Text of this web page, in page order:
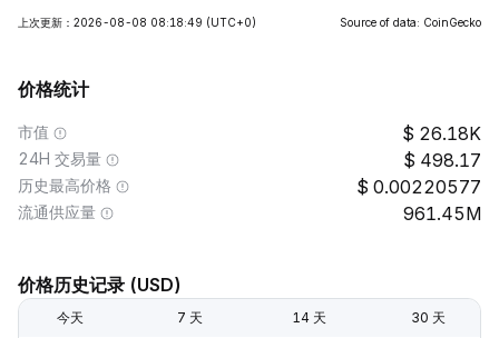
上次更新：2026-08-08 08:18:49 (UTC+0) Source of data: CoinGecko
价格统计
市值 26.18K
24H 交易量 498.17
历史最高价格 0.00220577
流通供应量 961.45M
价格历史记录 (USD)
今天 7 天 14 天 30 天